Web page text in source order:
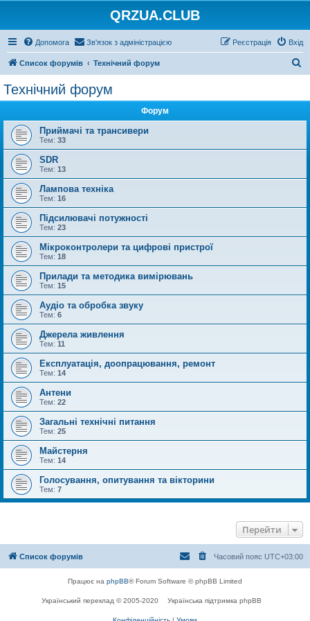
QRZUA.CLUB
Допомога Зв'язок з адміністрацією Вхід
Реєстрація
Список форумів Технічний форум
Технічний форум
Форум
Приймачі та трансивери
Тем: 33
SDR
Тем: 13
Лампова техніка
Тем: 16
Підсилювачі потужності
Тем: 23
Мікроконтролери та цифрові пристрої
Тем: 18
Прилади та методика вимірювань
Тем: 15
Аудіо та обробка звуку
Тем: 6
Джерела живлення
Тем: 11
Експлуатація, доопрацювання, ремонт
Тем: 14
Антени
Тем: 22
Загальні технічні питання
Тем: 25
Майстерня
Тем: 14
Голосування, опитування та вікторини
Тем: 7
Перейти
Список форумів Часовий пояс UTC+03:00
Працює на phpBB® Forum Software © phpBB Limited
Український переклад © 2005-2020 Українська підтримка phpBB